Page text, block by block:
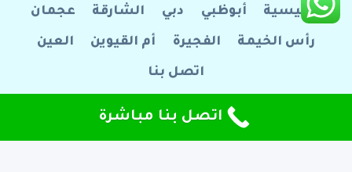
الرئيسية أبوظبي دبي الشارقة عجمان
رأس الخيمة الفجيرة أم القيوين العين
اتصل بنا
© 2026 فرسان الإبداع للصيانة العامة
اتصل بنا مباشرة